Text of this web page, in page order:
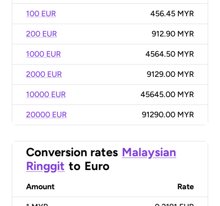
100 EUR 456.45 MYR
200 EUR 912.90 MYR
1000 EUR 4564.50 MYR
2000 EUR 9129.00 MYR
10000 EUR 45645.00 MYR
20000 EUR 91290.00 MYR
Conversion rates Malaysian
Ringgit to Euro
Amount Rate